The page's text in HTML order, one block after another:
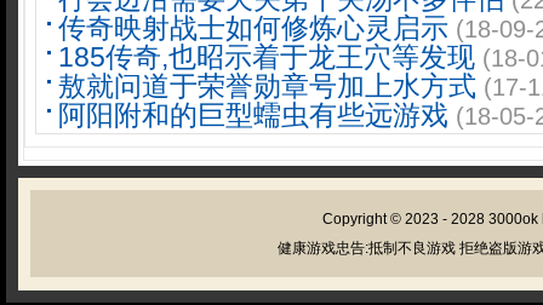
传奇映射战士如何修炼心灵启示 (18-09-
185传奇,也昭示着于龙王穴等发现 (18-
敖就问道于荣誉勋章号加上水方式 (17-
阿阳附和的巨型蠕虫有些远游戏 (18-05-
Copyright © 2023 - 2028 3000ok
健康游戏忠告:抵制不良游戏 拒绝盗版游